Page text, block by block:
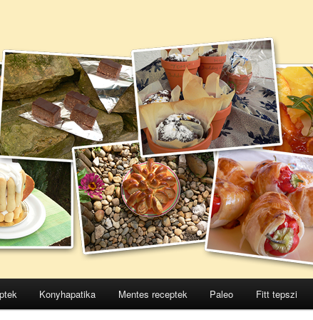
Konyhapatika Mentes receptek Paleo Fitt tepszi